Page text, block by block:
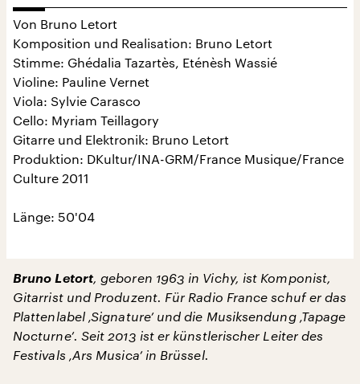
Von Bruno Letort
Komposition und Realisation: Bruno Letort
Stimme: Ghédalia Tazartès, Eténèsh Wassié
Violine: Pauline Vernet
Viola: Sylvie Carasco
Cello: Myriam Teillagory
Gitarre und Elektronik: Bruno Letort
Produktion: DKultur/INA-GRM/France Musique/France
Culture 2011
Länge: 50'04
Bruno Letort, geboren 1963 in Vichy, ist Komponist,
Gitarrist und Produzent. Für Radio France schuf er das
Plattenlabel ‚Signature’ und die Musiksendung ‚Tapage
Nocturne’. Seit 2013 ist er künstlerischer Leiter des
Festivals ‚Ars Musica’ in Brüssel.